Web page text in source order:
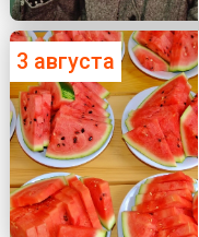
3 августа